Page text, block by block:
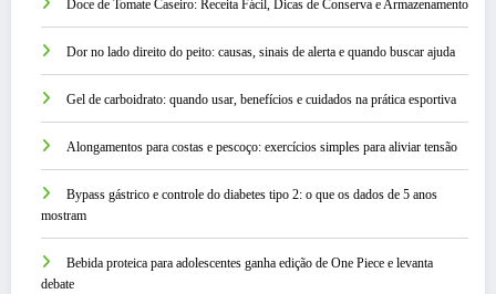
Doce de Tomate Caseiro: Receita Fácil, Dicas de Conserva e Armazenamento
Dor no lado direito do peito: causas, sinais de alerta e quando buscar ajuda
Gel de carboidrato: quando usar, benefícios e cuidados na prática esportiva
Alongamentos para costas e pescoço: exercícios simples para aliviar tensão
Bypass gástrico e controle do diabetes tipo 2: o que os dados de 5 anos
mostram
Bebida proteica para adolescentes ganha edição de One Piece e levanta
debate